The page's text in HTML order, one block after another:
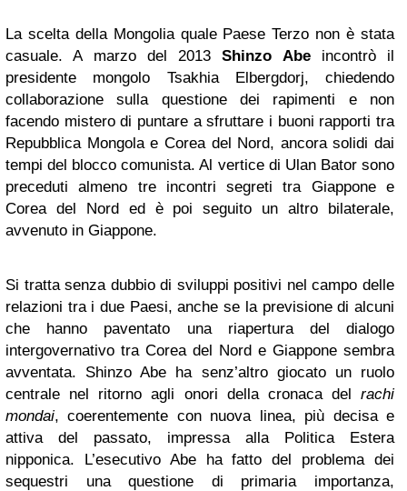
La scelta della Mongolia quale Paese Terzo non è stata
casuale. A marzo del 2013Shinzo Abeincontrò il
presidente mongolo Tsakhia Elbergdorj, chiedendo
collaborazione sulla questione dei rapimenti e non
facendo mistero di puntare a sfruttare i buoni rapporti tra
Repubblica Mongola e Corea del Nord, ancora solidi dai
tempi del blocco comunista. Al vertice di Ulan Bator sono
preceduti almeno tre incontri segreti tra Giappone e
Corea del Nord ed è poi seguito un altro bilaterale,
avvenuto in Giappone.
Si tratta senza dubbio di sviluppi positivi nel campo delle
relazioni tra i due Paesi, anche se la previsione di alcuni
che hanno paventato una riapertura del dialogo
intergovernativo tra Corea del Nord e Giappone sembra
avventata. Shinzo Abe ha senz’altro giocato un ruolo
centrale nel ritorno agli onori della cronaca del rachi
mondai, coerentemente con nuova linea, più decisa e
attiva del passato, impressa alla Politica Estera
nipponica. L’esecutivo Abe ha fatto del problema dei
sequestri una questione di primaria importanza,